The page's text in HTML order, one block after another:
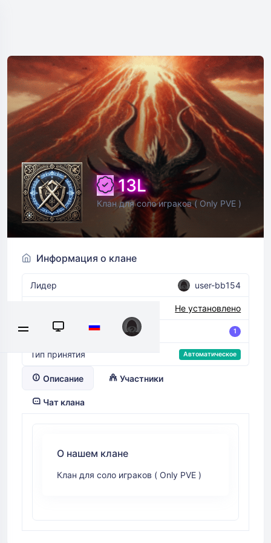
13L
Клан для соло играков ( Only PVE )
Информация о клане
Лидер user-bb154
Не установлено
Участников 1
Тип принятия Автоматическое
Описание Участники
Чат клана
О нашем клане
Клан для соло играков ( Only PVE )